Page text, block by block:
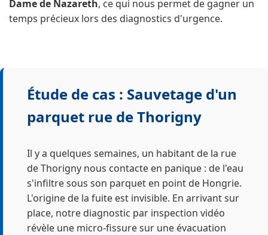
Dame de Nazareth, ce qui nous permet de gagner un
temps précieux lors des diagnostics d'urgence.
Étude de cas : Sauvetage d'un
parquet rue de Thorigny
Il y a quelques semaines, un habitant de la rue
de Thorigny nous contacte en panique : de l'eau
s'infiltre sous son parquet en point de Hongrie.
L'origine de la fuite est invisible. En arrivant sur
place, notre diagnostic par inspection vidéo
révèle une micro-fissure sur une évacuation